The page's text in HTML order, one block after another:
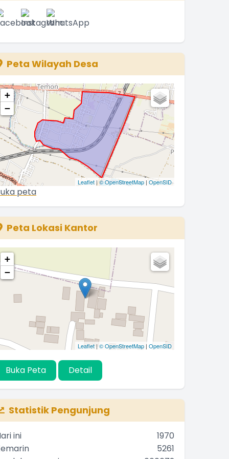
Peta Wilayah Desa
+
−
Leaflet |© OpenStreetMap |OpenSID
peta
Peta Lokasi Kantor
+
−
Leaflet | © OpenStreetMap | OpenSID
Buka Peta Detail
Statistik Pengunjung
ini
1970
5261